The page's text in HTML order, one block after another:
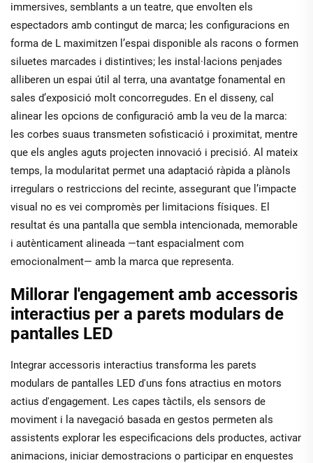
immersives, semblants a un teatre, que envolten els
espectadors amb contingut de marca; les configuracions en
forma de L maximitzen l’espai disponible als racons o formen
siluetes marcades i distintives; les instal·lacions penjades
alliberen un espai útil al terra, una avantatge fonamental en
sales d’exposició molt concorregudes. En el disseny, cal
alinear les opcions de configuració amb la veu de la marca:
les corbes suaus transmeten sofisticació i proximitat, mentre
que els angles aguts projecten innovació i precisió. Al mateix
temps, la modularitat permet una adaptació ràpida a plànols
irregulars o restriccions del recinte, assegurant que l’impacte
visual no es vei compromès per limitacions físiques. El
resultat és una pantalla que sembla intencionada, memorable
i autènticament alineada —tant espacialment com
emocionalment— amb la marca que representa.
Millorar l'engagement amb accessoris
interactius per a parets modulars de
pantalles LED
Integrar accessoris interactius transforma les parets
modulars de pantalles LED d'uns fons atractius en motors
actius d'engagement. Les capes tàctils, els sensors de
moviment i la navegació basada en gestos permeten als
assistents explorar les especificacions dels productes, activar
animacions, iniciar demostracions o participar en enquestes